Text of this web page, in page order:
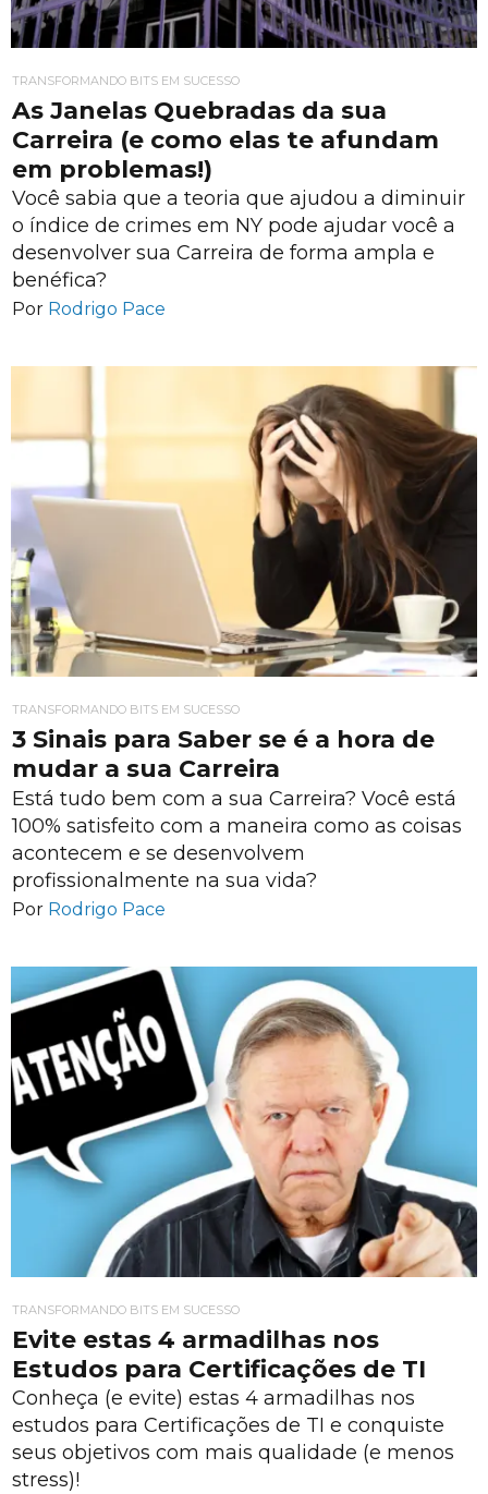
TRANSFORMANDO BITS EM SUCESSO
As Janelas Quebradas da sua
Carreira (e como elas te afundam
em problemas!)
Você sabia que a teoria que ajudou a diminuir
o índice de crimes em NY pode ajudar você a
desenvolver sua Carreira de forma ampla e
benéfica?
Por Rodrigo Pace
TRANSFORMANDO BITS EM SUCESSO
3 Sinais para Saber se é a hora de
mudar a sua Carreira
Está tudo bem com a sua Carreira? Você está
100% satisfeito com a maneira como as coisas
acontecem e se desenvolvem
profissionalmente na sua vida?
Por Rodrigo Pace
TRANSFORMANDO BITS EM SUCESSO
Evite estas 4 armadilhas nos
Estudos para Certificações de TI
Conheça (e evite) estas 4 armadilhas nos
estudos para Certificações de TI e conquiste
seus objetivos com mais qualidade (e menos
stress)!